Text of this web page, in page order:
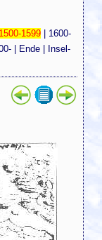
1500-1599 | 1600-
Ende
Insel-